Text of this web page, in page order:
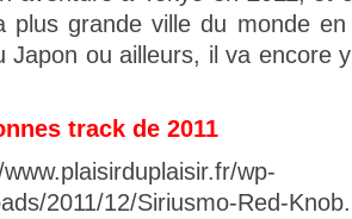
plus grande ville du monde en
Japon ou ailleurs, il va encore
track de 2011
wp-
2011/12/Siriusmo-Red-